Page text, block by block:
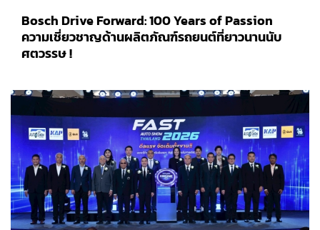
Bosch Drive Forward: 100 Years of Passion
ความเชี่ยวชาญด้านผลิตภัณฑ์รถยนต์ที่ยาวนานนับ
ศตวรรษ !